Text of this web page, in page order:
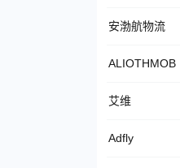
安渤航物流
ALIOTHMOB
艾维
Adfly